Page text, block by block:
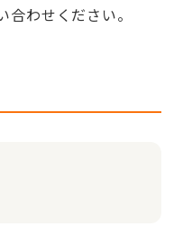
わせください。